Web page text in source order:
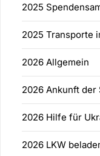
2025
2025 Transporte
2026 Allgemein
2026 Ankunft der
2026 Hilfe für
2026 LKW